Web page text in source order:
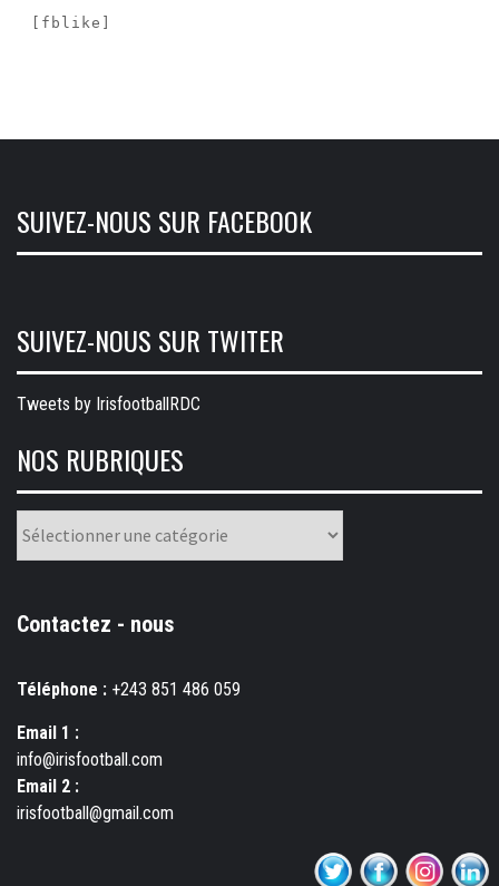
[fblike]
SUIVEZ-NOUS SUR FACEBOOK
SUIVEZ-NOUS SUR TWITER
Tweets by IrisfootballRDC
NOS RUBRIQUES
rubriques
Contactez - nous
Téléphone : +243 851 486 059
Email 1 :
info@irisfootball.com
Email 2 :
irisfootball@gmail.com